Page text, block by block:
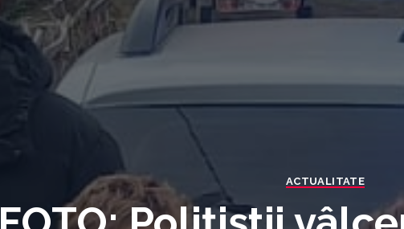
ACTUALITATE